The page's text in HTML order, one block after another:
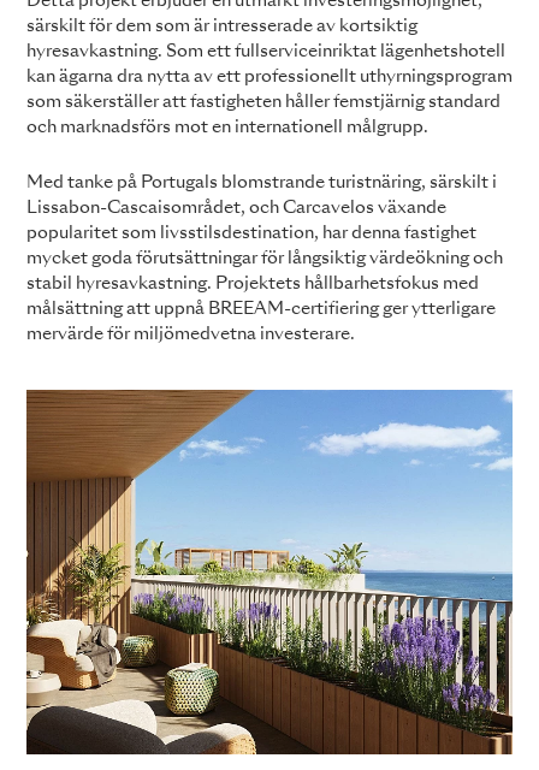
särskilt för dem som är intresserade av kortsiktig
hyresavkastning. Som ett fullserviceinriktat lägenhetshotell
kan ägarna dra nytta av ett professionellt uthyrningsprogram
som säkerställer att fastigheten håller femstjärnig standard
och marknadsförs mot en internationell målgrupp.
Med tanke på Portugals blomstrande turistnäring, särskilt i
Lissabon-Cascaisområdet, och Carcavelos växande
popularitet som livsstilsdestination, har denna fastighet
mycket goda förutsättningar för långsiktig värdeökning och
stabil hyresavkastning. Projektets hållbarhetsfokus med
målsättning att uppnå BREEAM-certifiering ger ytterligare
mervärde för miljömedvetna investerare.